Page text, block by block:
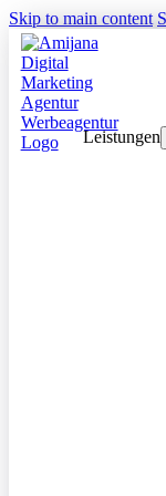
Skip to main content
Leistungen